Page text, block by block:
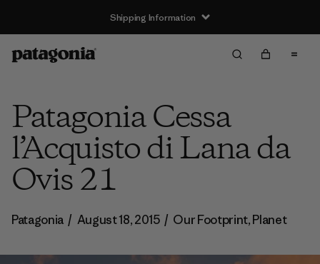
Shipping Information
Patagonia Cessa
l’Acquisto di Lana da
Ovis 21
Patagonia / August 18, 2015 / Our Footprint,Planet